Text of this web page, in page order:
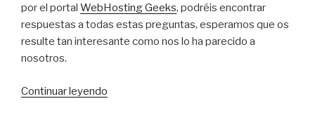
por el portal WebHosting Geeks, podréis encontrar
respuestas a todas estas preguntas, esperamos que os
resulte tan interesante como nos lo ha parecido a
nosotros.
Continuar leyendo